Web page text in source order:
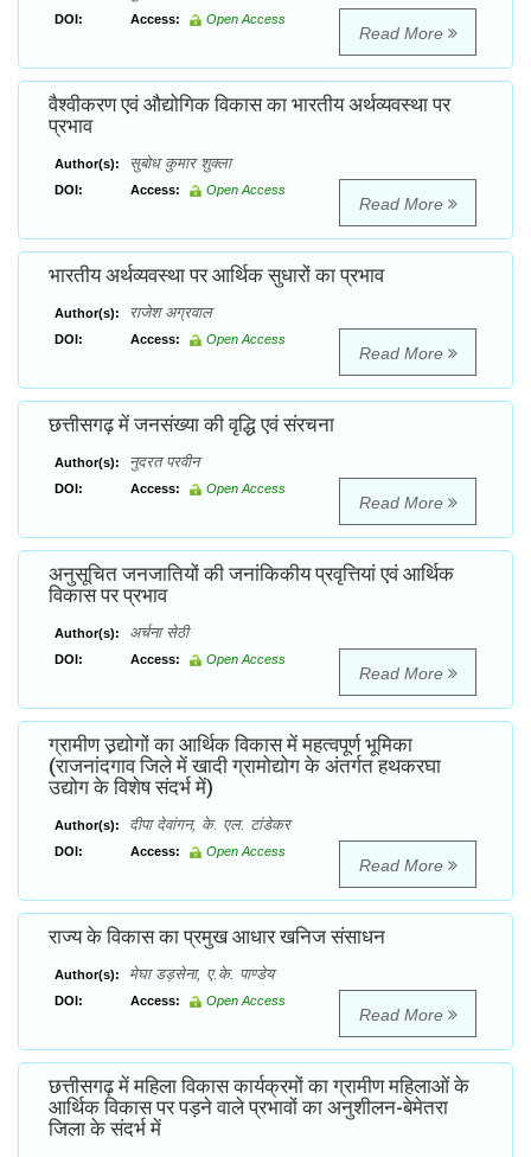
DOI: Access: Open Access
Read More
वैश्वीकरण एवं औद्योगिक विकास का भारतीय अर्थव्यवस्था पर
प्रभाव
Author(s): सुबोध कुमार शुक्ला
DOI: Access: Open Access
Read More
भारतीय अर्थव्यवस्था पर आर्थिक सुधारों का प्रभाव
Author(s): राजेश अग्रवाल
DOI: Access: Open Access
Read More
छत्तीसगढ़ में जनसंख्या की वृद्धि एवं संरचना
Author(s): नुदरत परवीन
DOI: Access: Open Access
Read More
अनुसूचित जनजातियों की जनांकिकीय प्रवृत्तियां एवं आर्थिक
विकास पर प्रभाव
Author(s): अर्चना सेठी
DOI: Access: Open Access
Read More
ग्रामीण उ़़द्योगों का आर्थिक विकास में महत्वपूर्ण भूमिका
(राजनांदगाव जिले में खादी ग्रामोद्योग के अंतर्गत हथकरघा
उद्योग के विशेष संदर्भ में)
Author(s): दीपा देवांगन, के. एल. टांडेकर
DOI: Access: Open Access
Read More
राज्य के विकास का प्रमुख आधार खनिज संसाधन
Author(s): मेघा डड़सेना, ए.के. पाण्डेय
DOI: Access: Open Access
Read More
छत्तीसगढ़ में महिला विकास कार्यक्रमों का ग्रामीण महिलाओं के
आर्थिक विकास पर पड़ने वाले प्रभावों का अनुशीलन-बेमेतरा
जिला के संदर्भ में